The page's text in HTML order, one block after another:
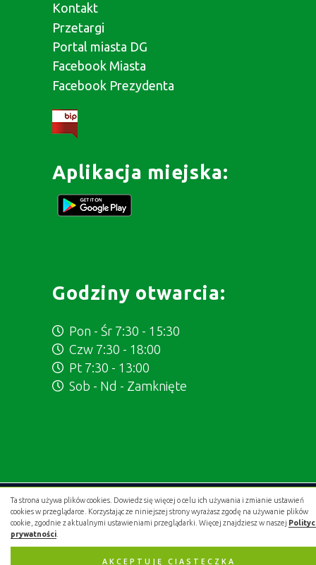
Ta strona używa plików cookies. Dowiedz się więcej o celu ich używania i zmianie ustawień
cookies w przeglądarce. Korzystając ze niniejszej strony wyrażasz zgodę na używanie plików
cookie, zgodnie z aktualnymi ustawieniami przeglądarki. Więcej znajdziesz w naszej
prywatności
AKCEPTUJĘ CIASTECZKA
Kontakt
Przetargi
Portal miasta DG
Facebook Miasta
Facebook Prezydenta
Aplikacja miejska:
Godziny otwarcia:
Pon - Śr 7:30 - 15:30
Czw 7:30 - 18:00
Pt 7:30 - 13:00
Sob - Nd - Zamknięte
Projekt i wykonanie:.gold studio digital